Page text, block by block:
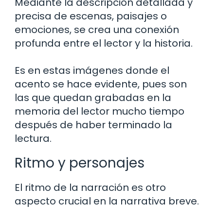
precisa de escenas, paisajes o
emociones, se crea una conexión
profunda entre el lector y la historia.
Es en estas imágenes donde el
acento se hace evidente, pues son
las que quedan grabadas en la
memoria del lector mucho tiempo
después de haber terminado la
lectura.
Ritmo y personajes
El ritmo de la narración es otro
aspecto crucial en la narrativa breve.